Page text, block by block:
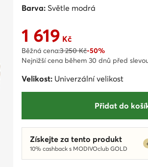
Barva:Světle modrá
Aktuální cena 1 619 Kč
1 619 Kč
Běžná cena:3 250 Kč-50%
Nejnižší cena během 30 dnů před
Velikost: Univerzální velikost
Přidat do
Získejte za tento produkt
10% cashback s MODIVOclub GOLD